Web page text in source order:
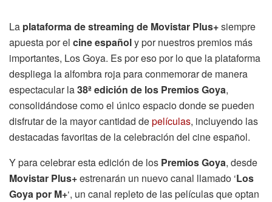
La plataforma de streaming de Movistar Plus+siempre
apuesta por el cine españoly por nuestros premios más
importantes, Los Goya. Es por eso por lo que la plataforma
despliega la alfombra roja para conmemorar de manera
espectacular la38ª edición de los Premios Goya,
consolidándose como el único espacio donde se pueden
disfrutar de la mayor cantidad depelículas, incluyendo las
destacadas favoritas de la celebración del cine español.
Y para celebrar esta edición de los Premios Goya, desde
Movistar Plus+estrenarán un nuevo canal llamado ‘Los
Goya por M+‘, un canal repleto de las películas que optan